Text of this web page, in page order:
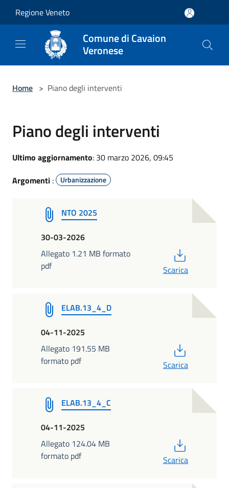
Regione Veneto
Comune di Cavaion
Veronese
Home > Piano degli interventi
Piano degli interventi
Ultimo aggiornamento: 30 marzo 2026, 09:45
Argomenti : Urbanizzazione
NTO 2025
30-03-2026
Allegato 1.21 MB formato
pdf
Scarica
ELAB.13_4_D
04-11-2025
Allegato 191.55 MB
formato pdf
Scarica
ELAB.13_4_C
04-11-2025
Allegato 124.04 MB
formato pdf
Scarica